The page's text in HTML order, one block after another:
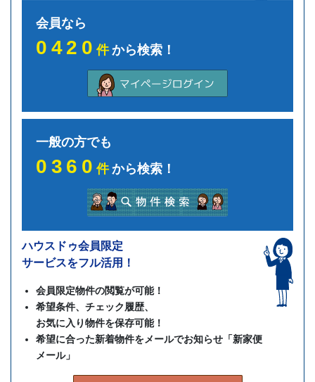
会員なら
0420件から検索！
一般の方でも
0360件から検索！
ハウスドゥ会員限定
サービスをフル活用！
会員限定物件の閲覧が可能！
希望条件、チェック履歴、
お気に入り物件を保存可能！
希望に合った新着物件をメールでお知らせ「新家便
メール」